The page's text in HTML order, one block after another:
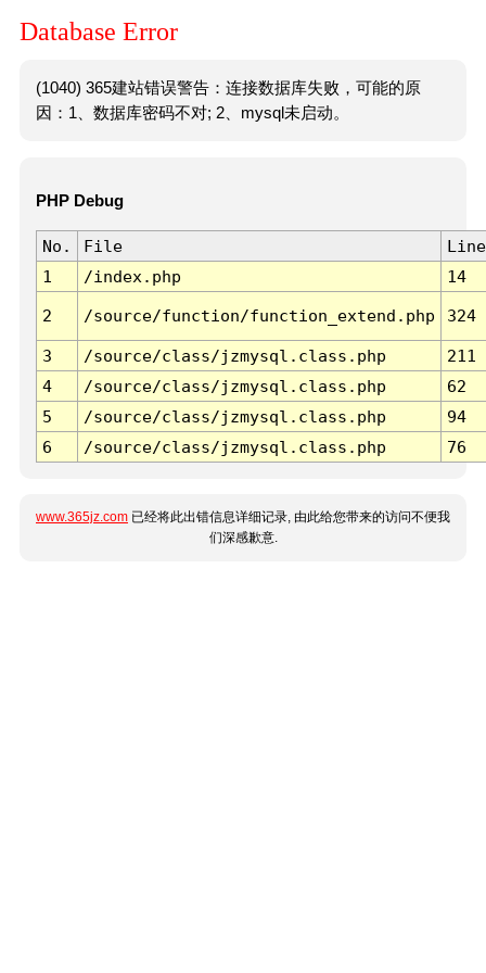
Database Error
(1040) 365建站错误警告：连接数据库失败，可能的原
因：1、数据库密码不对; 2、mysql未启动。
PHP Debug
No. File
Line
1
/index.php 14
2 /source/function/function_extend.php 324
3 /source/class/jzmysql.class.php
211
4
/source/class/jzmysql.class.php
62
5
/source/class/jzmysql.class.php
94
6
/source/class/jzmysql.class.php 76
www.365jz.com 已经将此出错信息详细记录, 由此给您带来的访问不便我
们深感歉意.